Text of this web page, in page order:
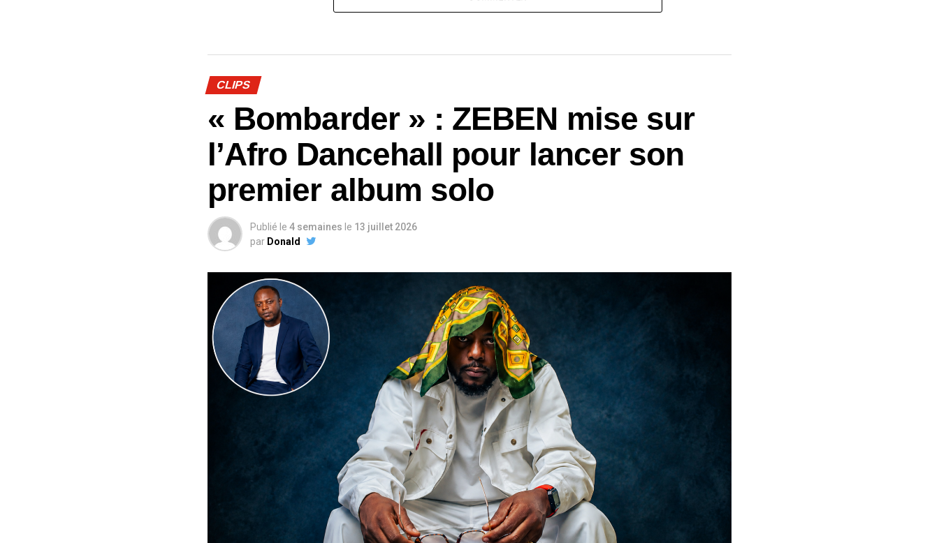
CLIPS
« Bombarder » : ZEBEN mise sur
l’Afro Dancehall pour lancer son
premier album solo
Publié le 4 semaines le 13 juillet 2026
par Donald